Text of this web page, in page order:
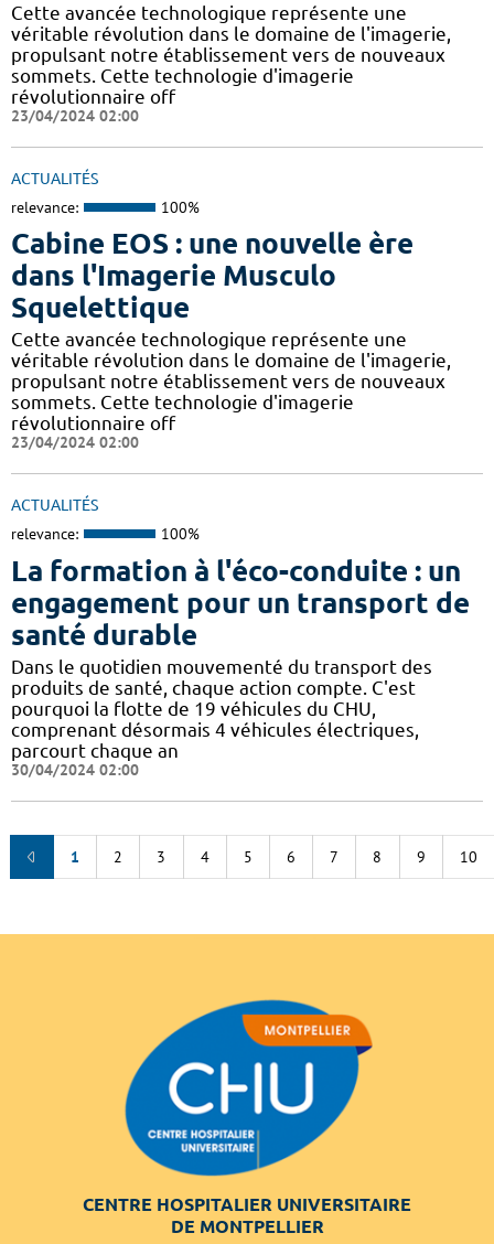
Cette avancée technologique représente une
véritable révolution dans le domaine de l'imagerie,
propulsant notre établissement vers de nouveaux
sommets. Cette technologie d'imagerie
révolutionnaire off
23/04/2024 02:00
ACTUALITÉS
relevance: 100%
Cabine EOS : une nouvelle ère
dans l'Imagerie Musculo
Squelettique
Cette avancée technologique représente une
véritable révolution dans le domaine de l'imagerie,
propulsant notre établissement vers de nouveaux
sommets. Cette technologie d'imagerie
révolutionnaire off
23/04/2024 02:00
ACTUALITÉS
relevance: 100%
La formation à l'éco-conduite : un
engagement pour un transport de
santé durable
Dans le quotidien mouvementé du transport des
produits de santé, chaque action compte. C'est
pourquoi la flotte de 19 véhicules du CHU,
comprenant désormais 4 véhicules électriques,
parcourt chaque an
30/04/2024 02:00
1 2 3 4 5 6 7 8 9 10
CENTRE HOSPITALIER UNIVERSITAIRE
DE MONTPELLIER